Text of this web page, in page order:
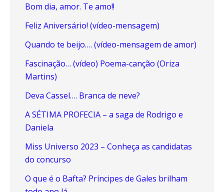
Bom dia, amor. Te amo!!
Feliz Aniversário! (vídeo-mensagem)
Quando te beijo…. (vídeo-mensagem de amor)
Fascinação… (vídeo) Poema-canção (Oriza
Martins)
Deva Cassel…. Branca de neve?
A SÉTIMA PROFECIA – a saga de Rodrigo e
Daniela
Miss Universo 2023 – Conheça as candidatas
do concurso
O que é o Bafta? Príncipes de Gales brilham